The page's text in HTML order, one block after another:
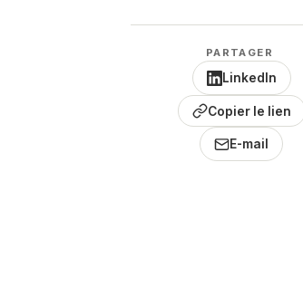
PARTAGER
LinkedIn
Copier le lien
E-mail